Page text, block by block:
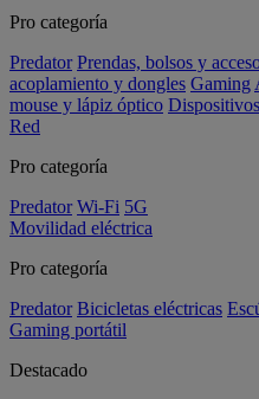
Pro categoría
Predator Prendas, bolsos y
acoplamiento y dongles Gaming
mouse y lápiz óptico
Red
Pro categoría
Predator Wi-Fi 5G
Movilidad eléctrica
Pro categoría
Predator Bicicletas eléctricas
Gaming portátil
Destacado